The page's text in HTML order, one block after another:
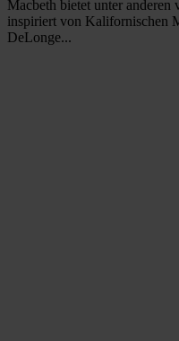
Macbeth bietet unter
inspiriert von Kalifornischen
DeLonge...